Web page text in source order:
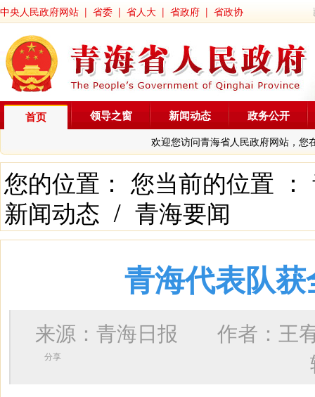
中央人民政府网站 | 省委 | 省人大 | 省政府 | 省政协
首页
欢迎您访问青海省人民政府网站，您
领导之窗 新闻动态 政务公开
您的位置： 您当前的位置 ：
新闻动态 / 青海要闻
青海代表队
来源：青海日报 作者： 王
分享